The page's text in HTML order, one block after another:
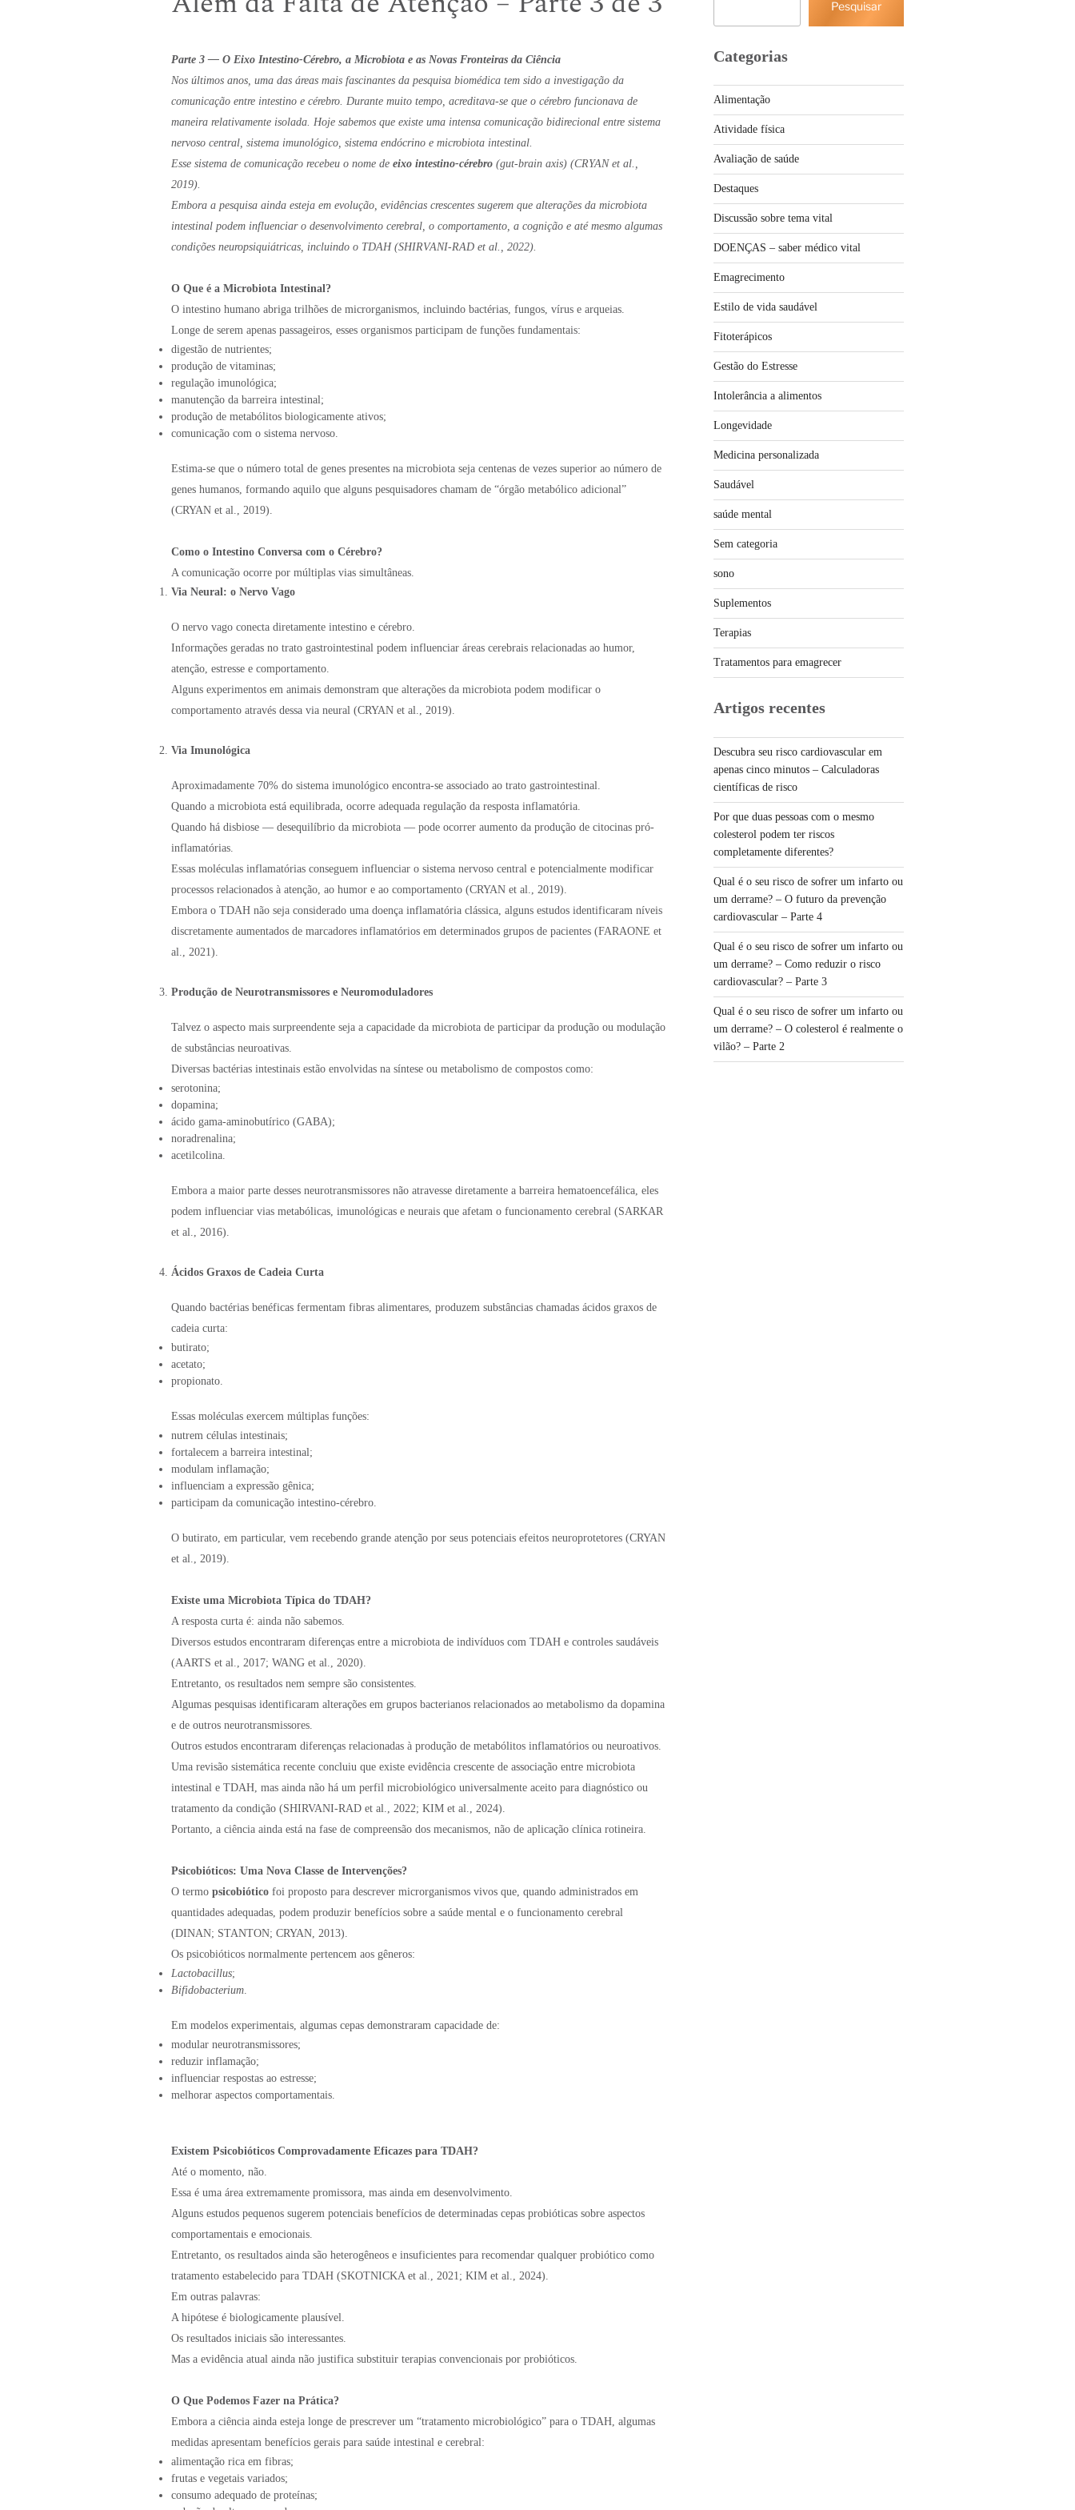
Parte 3 — O Eixo Intestino-Cérebro, a Microbiota e as Novas Fronteiras da Ciência
Nos últimos anos, uma das áreas mais fascinantes da pesquisa biomédica tem sido a investigação da
comunicação entre intestino e cérebro. Durante muito tempo, acreditava-se que o cérebro funcionava de
maneira relativamente isolada. Hoje sabemos que existe uma intensa comunicação bidirecional entre sistema
nervoso central, sistema imunológico, sistema endócrino e microbiota intestinal.
Esse sistema de comunicação recebeu o nome de eixo intestino-cérebro (gut-brain axis) (CRYAN et al.,
2019).
Embora a pesquisa ainda esteja em evolução, evidências crescentes sugerem que alterações da microbiota
intestinal podem influenciar o desenvolvimento cerebral, o comportamento, a cognição e até mesmo algumas
condições neuropsiquiátricas, incluindo o TDAH (SHIRVANI-RAD et al., 2022).
O Que é a Microbiota Intestinal?
O intestino humano abriga trilhões de microrganismos, incluindo bactérias, fungos, vírus e arqueias.
Longe de serem apenas passageiros, esses organismos participam de funções fundamentais:
digestão de nutrientes;
produção de vitaminas;
regulação imunológica;
manutenção da barreira intestinal;
produção de metabólitos biologicamente ativos;
comunicação com o sistema nervoso.
Estima-se que o número total de genes presentes na microbiota seja centenas de vezes superior ao número de
genes humanos, formando aquilo que alguns pesquisadores chamam de “órgão metabólico adicional”
(CRYAN et al., 2019).
Como o Intestino Conversa com o Cérebro?
A comunicação ocorre por múltiplas vias simultâneas.
Via Neural: o Nervo Vago
O nervo vago conecta diretamente intestino e cérebro.
Informações geradas no trato gastrointestinal podem influenciar áreas cerebrais relacionadas ao humor,
atenção, estresse e comportamento.
Alguns experimentos em animais demonstram que alterações da microbiota podem modificar o
comportamento através dessa via neural (CRYAN et al., 2019).
Via Imunológica
Aproximadamente 70% do sistema imunológico encontra-se associado ao trato gastrointestinal.
Quando a microbiota está equilibrada, ocorre adequada regulação da resposta inflamatória.
Quando há disbiose — desequilíbrio da microbiota — pode ocorrer aumento da produção de citocinas pró-
inflamatórias.
Essas moléculas inflamatórias conseguem influenciar o sistema nervoso central e potencialmente modificar
processos relacionados à atenção, ao humor e ao comportamento (CRYAN et al., 2019).
Embora o TDAH não seja considerado uma doença inflamatória clássica, alguns estudos identificaram níveis
discretamente aumentados de marcadores inflamatórios em determinados grupos de pacientes (FARAONE et
al., 2021).
Produção de Neurotransmissores e Neuromoduladores
Talvez o aspecto mais surpreendente seja a capacidade da microbiota de participar da produção ou modulação
de substâncias neuroativas.
Diversas bactérias intestinais estão envolvidas na síntese ou metabolismo de compostos como:
serotonina;
dopamina;
ácido gama-aminobutírico (GABA);
noradrenalina;
acetilcolina.
Embora a maior parte desses neurotransmissores não atravesse diretamente a barreira hematoencefálica, eles
podem influenciar vias metabólicas, imunológicas e neurais que afetam o funcionamento cerebral (SARKAR
et al., 2016).
Ácidos Graxos de Cadeia Curta
Quando bactérias benéficas fermentam fibras alimentares, produzem substâncias chamadas ácidos graxos de
cadeia curta:
butirato;
acetato;
propionato.
Essas moléculas exercem múltiplas funções:
nutrem células intestinais;
fortalecem a barreira intestinal;
modulam inflamação;
influenciam a expressão gênica;
participam da comunicação intestino-cérebro.
O butirato, em particular, vem recebendo grande atenção por seus potenciais efeitos neuroprotetores (CRYAN
et al., 2019).
Existe uma Microbiota Típica do TDAH?
A resposta curta é: ainda não sabemos.
Diversos estudos encontraram diferenças entre a microbiota de indivíduos com TDAH e controles saudáveis
(AARTS et al., 2017; WANG et al., 2020).
Entretanto, os resultados nem sempre são consistentes.
Algumas pesquisas identificaram alterações em grupos bacterianos relacionados ao metabolismo da dopamina
e de outros neurotransmissores.
Outros estudos encontraram diferenças relacionadas à produção de metabólitos inflamatórios ou neuroativos.
Uma revisão sistemática recente concluiu que existe evidência crescente de associação entre microbiota
intestinal e TDAH, mas ainda não há um perfil microbiológico universalmente aceito para diagnóstico ou
tratamento da condição (SHIRVANI-RAD et al., 2022; KIM et al., 2024).
Portanto, a ciência ainda está na fase de compreensão dos mecanismos, não de aplicação clínica rotineira.
Psicobióticos: Uma Nova Classe de Intervenções?
O termo psicobiótico foi proposto para descrever microrganismos vivos que, quando administrados em
quantidades adequadas, podem produzir benefícios sobre a saúde mental e o funcionamento cerebral
(DINAN; STANTON; CRYAN, 2013).
Os psicobióticos normalmente pertencem aos gêneros:
Lactobacillus;
Bifidobacterium
Em modelos experimentais, algumas cepas demonstraram capacidade de:
modular neurotransmissores;
reduzir inflamação;
influenciar respostas ao estresse;
melhorar aspectos comportamentais.
Existem Psicobióticos Comprovadamente Eficazes para TDAH?
Até o momento, não.
Essa é uma área extremamente promissora, mas ainda em desenvolvimento.
Alguns estudos pequenos sugerem potenciais benefícios de determinadas cepas probióticas sobre aspectos
comportamentais e emocionais.
Entretanto, os resultados ainda são heterogêneos e insuficientes para recomendar qualquer probiótico como
tratamento estabelecido para TDAH (SKOTNICKA et al., 2021; KIM et al., 2024).
Em outras palavras:
A hipótese é biologicamente plausível.
Os resultados iniciais são interessantes.
Mas a evidência atual ainda não justifica substituir terapias convencionais por probióticos.
O Que Podemos Fazer na Prática?
Embora a ciência ainda esteja longe de prescrever um “tratamento microbiológico” para o TDAH, algumas
medidas apresentam benefícios gerais para saúde intestinal e cerebral:
alimentação rica em fibras;
frutas e vegetais variados;
consumo adequado de proteínas;
Pesquisar
Categorias
Alimentação
Atividade física
Avaliação de saúde
Destaques
Discussão sobre tema vital
DOENÇAS – saber médico vital
Emagrecimento
Estilo de vida saudável
Fitoterápicos
Gestão do Estresse
Intolerância a alimentos
Longevidade
Medicina personalizada
Saudável
saúde mental
Sem categoria
sono
Suplementos
Terapias
Tratamentos para emagrecer
Artigos recentes
Descubra seu risco cardiovascular em
apenas cinco minutos – Calculadoras
científicas de risco
Por que duas pessoas com o mesmo
colesterol podem ter riscos
completamente diferentes?
Qual é o seu risco de sofrer um infarto ou
um derrame? – O futuro da prevenção
cardiovascular – Parte 4
Qual é o seu risco de sofrer um infarto ou
um derrame? – Como reduzir o risco
cardiovascular? – Parte 3
Qual é o seu risco de sofrer um infarto ou
um derrame? – O colesterol é realmente o
vilão? – Parte 2